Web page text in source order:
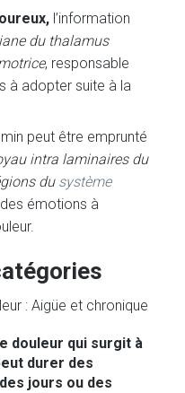
l’information
du thalamus
, responsable
à adopter suite à la
peut être emprunté
intra laminaires du
du système
émotions à
: Aigüe et chronique
douleur qui surgit à
durer des
jours ou des